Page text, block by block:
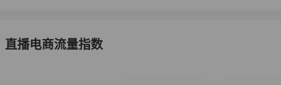
直播电商流量指数